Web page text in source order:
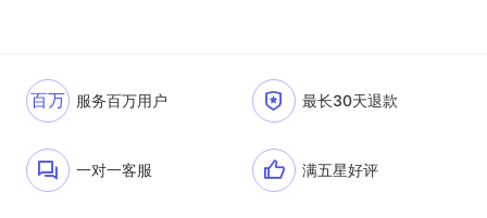
百万 服务百万用户 最长30天退款
一对一客服 满五星好评